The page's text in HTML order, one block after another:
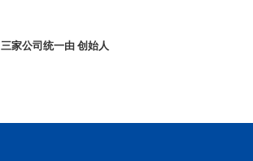
三家公司统一由 创始人